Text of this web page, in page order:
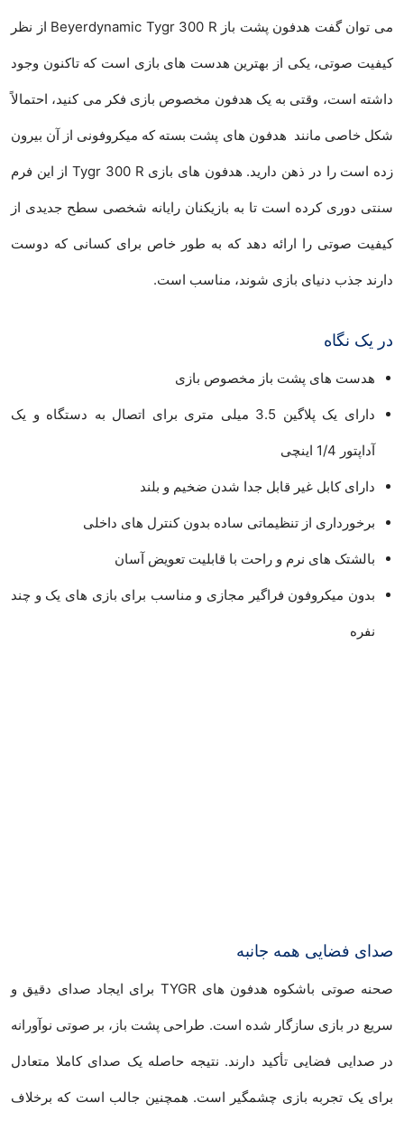
می توان گفت هدفون پشت باز Beyerdynamic Tygr 300 R از نظر
کیفیت صوتی، یکی از بهترین هدست های بازی است که تاکنون وجود
داشته است، وقتی به یک هدفون مخصوص بازی فکر می کنید، احتمالاً
شکل خاصی مانند هدفون های پشت بسته که میکروفونی از آن بیرون
زده است را در ذهن دارید. هدفون های بازی Tygr 300 R از این فرم
سنتی دوری کرده است تا به بازیکنان رایانه شخصی سطح جدیدی از
کیفیت صوتی را ارائه دهد که به طور خاص برای کسانی که دوست
دارند جذب دنیای بازی شوند، مناسب است.
در یک نگاه
هدست های پشت باز مخصوص بازی
دارای یک پلاگین 3.5 میلی متری برای اتصال به دستگاه و یک
آداپتور 1/4 اینچی
دارای کابل غیر قابل جدا شدن ضخیم و بلند
برخورداری از تنظیماتی ساده بدون کنترل های داخلی
بالشتک های نرم و راحت با قابلیت تعویض آسان
بدون میکروفون فراگیر مجازی و مناسب برای بازی های یک و چند
نفره
صدای فضایی همه جانبه
صحنه صوتی باشکوه هدفون های TYGR برای ایجاد صدای دقیق و
سریع در بازی سازگار شده است. طراحی پشت باز، بر صوتی نوآورانه
در صدایی فضایی تأکید دارند. نتیجه حاصله یک صدای کاملا متعادل
برای یک تجربه بازی چشمگیر است. همچنین جالب است که برخلاف